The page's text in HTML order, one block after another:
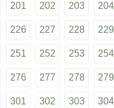
201 202 203 204
226 227 228 229
251 252 253 254
276 277 278 279
301 302 303 304